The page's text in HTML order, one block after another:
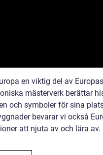
en viktig del av Europas
mästerverk berättar
och symboler för sina
bevarar vi också
att njuta av och lära av.